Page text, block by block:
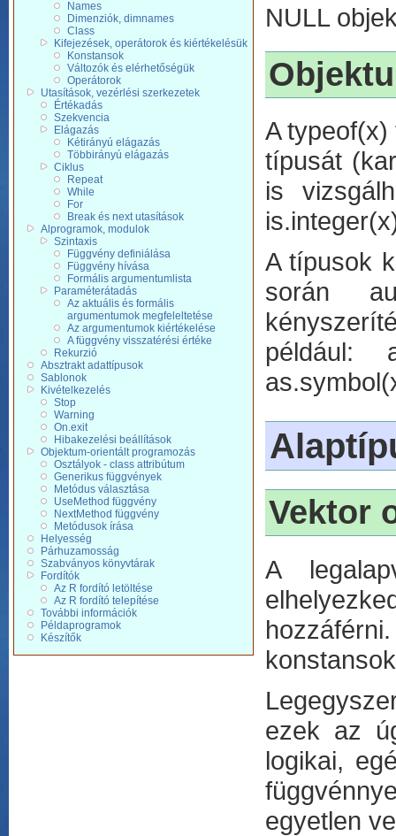
Names
Dimenziók, dimnames
Class
Kifejezések, operátorok és kiértékelésük
Konstansok
Változók és elérhetőségük
Operátorok
Utasítások, vezérlési szerkezetek
Értékadás
Szekvencia
Elágazás
Kétirányú elágazás
Többirányú elágazás
Ciklus
Repeat
While
For
Break és next utasítások
Alprogramok, modulok
Szintaxis
Függvény definiálása
Függvény hívása
Formális argumentumlista
Paraméterátadás
Az aktuális és formális
argumentumok megfeleltetése
Az argumentumok kiértékelése
A függvény visszatérési értéke
Rekurzió
Absztrakt adattípusok
Sablonok
Kivételkezelés
Stop
Warning
On.exit
Hibakezelési beállítások
Objektum-orientált programozás
Osztályok - class attribútum
Generikus függvények
Metódus választása
UseMethod függvény
NextMethod függvény
Metódusok írása
Helyesség
Párhuzamosság
Szabványos könyvtárak
Fordítók
Az R fordító letöltése
Az R fordító telepítése
További információk
Példaprogramok
Készítők
NULL
A
típusát
is
A típusok
során
például:
Vektor
A
ezek az
logikai,
egyetlen